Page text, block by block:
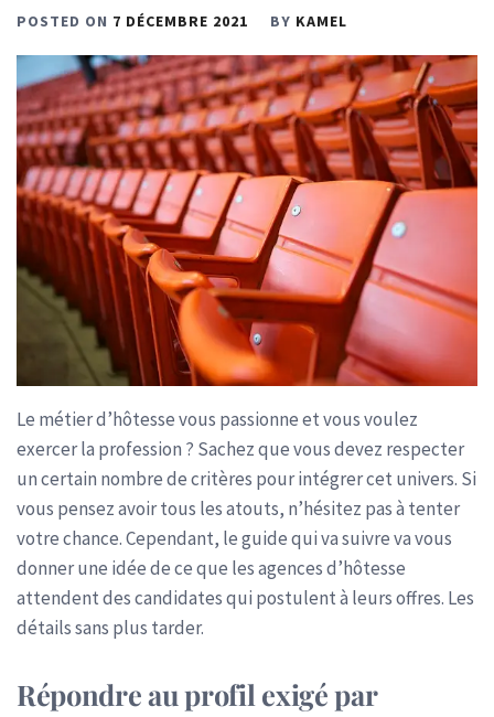
POSTED ON 7 DÉCEMBRE 2021 BY KAMEL
Le métier d’hôtesse vous passionne et vous voulez
exercer la profession ? Sachez que vous devez respecter
un certain nombre de critères pour intégrer cet univers. Si
vous pensez avoir tous les atouts, n’hésitez pas à tenter
votre chance. Cependant, le guide qui va suivre va vous
donner une idée de ce que les agences d’hôtesse
attendent des candidates qui postulent à leurs offres. Les
détails sans plus tarder.
Répondre au profil exigé par